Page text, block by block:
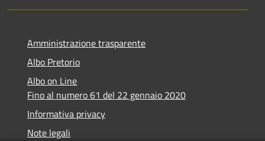
Amministrazione trasparente
Albo Pretorio
Albo on Line
Fino al numero 61 del 22 gennaio 2020
Informativa privacy
Note legali